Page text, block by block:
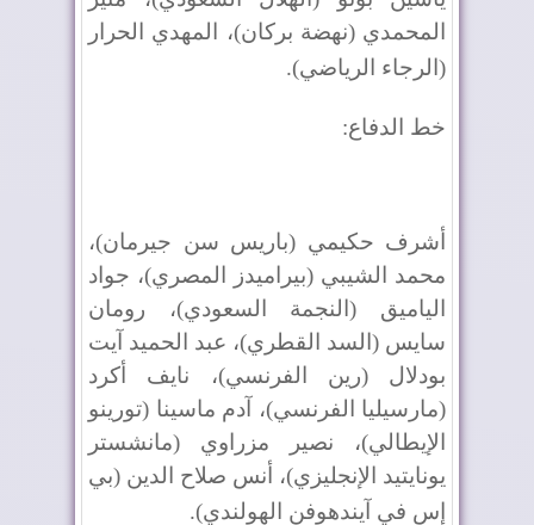
المحمدي (نهضة بركان)، المهدي الحرار
(الرجاء الرياضي).
خط الدفاع:
أشرف حكيمي (باريس سن جيرمان)،
محمد الشيبي (بيراميدز المصري)، جواد
الياميق (النجمة السعودي)، رومان
سايس (السد القطري)، عبد الحميد آيت
بودلال (رين الفرنسي)، نايف أكرد
(مارسيليا الفرنسي)، آدم ماسينا (تورينو
الإيطالي)، نصير مزراوي (مانشستر
يونايتيد الإنجليزي)، أنس صلاح الدين (بي
إس في آيندهوفن الهولندي).